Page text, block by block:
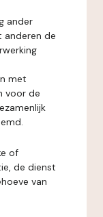
ander
anderen de
met
voor de
of
de dienst
van